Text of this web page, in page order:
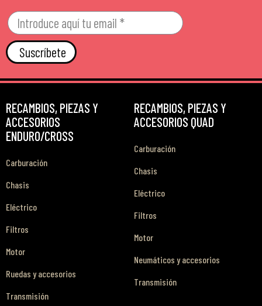
Suscríbete
RECAMBIOS, PIEZAS Y
ACCESORIOS
ENDURO/CROSS
Carburación
Chasis
Eléctrico
Filtros
Motor
Ruedas y accesorios
Transmisión
RECAMBIOS, PIEZAS Y
ACCESORIOS QUAD
Carburación
Chasis
Eléctrico
Filtros
Motor
Neumáticos y accesorios
Transmisión